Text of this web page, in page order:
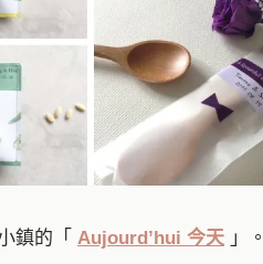
鎮的「 Aujourd’hui 今天 」。